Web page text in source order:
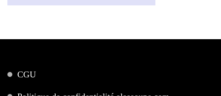
CGU